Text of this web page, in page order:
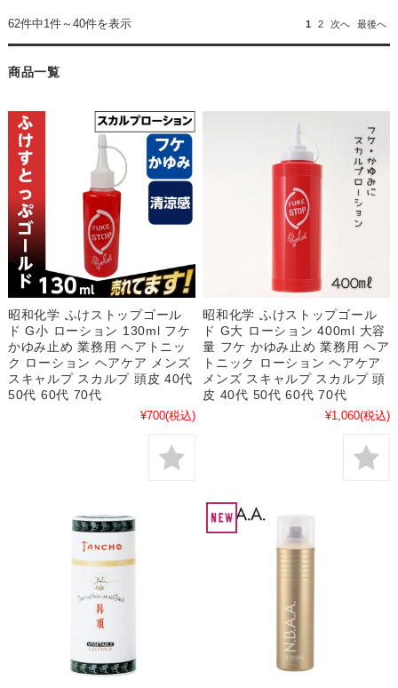
62件中1件～40件を表示 1 2 次へ 最後へ
商品一覧
昭和化学 ふけストップゴール
ド G小 ローション 130ml フケ
かゆみ止め 業務用 ヘアトニッ
ク ローション ヘアケア メンズ
スキャルプ スカルプ 頭皮 40代
50代 60代 70代
¥700(税込)
昭和化学 ふけストップゴール
ド G大 ローション 400ml 大容
量 フケ かゆみ止め 業務用 ヘア
トニック ローション ヘアケア
メンズ スキャルプ スカルプ 頭
皮 40代 50代 60代 70代
¥1,060(税込)